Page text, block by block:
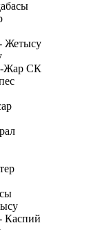
Жетысу
Жар СК